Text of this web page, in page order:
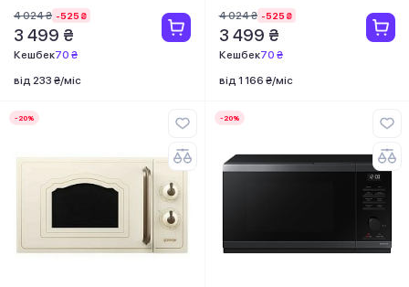
4 024 ₴ -525 ₴
3 499 ₴
Кешбек70 ₴
від 233 ₴/міс
4 024 ₴ -525 ₴
3 499 ₴
Кешбек70 ₴
від 1 166 ₴/міс
-20% -20%